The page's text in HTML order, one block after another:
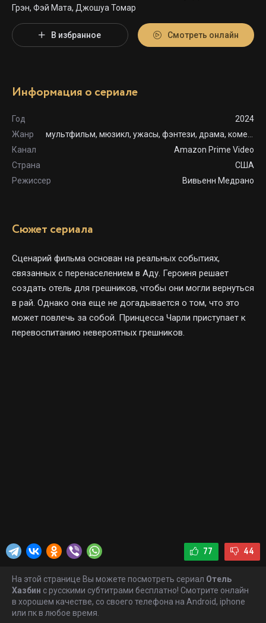
Грэн, Фэй Мата, Джошуа Томар
В избранное Смотреть онлайн
Информация о сериале
Год
2024
Жанр
Канал
Amazon Prime Video
Страна
США
Режиссер
Вивьенн Медрано
Сюжет сериала
Сценарий фильма основан на реальных событиях,
связанных с перенаселением в Аду. Героиня решает
создать отель для грешников, чтобы они могли вернуться
в рай. Однако она еще не догадывается о том, что это
может повлечь за собой. Принцесса Чарли приступает к
перевоспитанию невероятных грешников.
77 44
На этой странице Вы можете посмотреть сериал Отель
Хазбин с русскими субтитрами бесплатно! Смотрите онлайн
в хорошем качестве, со своего телефона на Android, iphone
или пк в любое время.